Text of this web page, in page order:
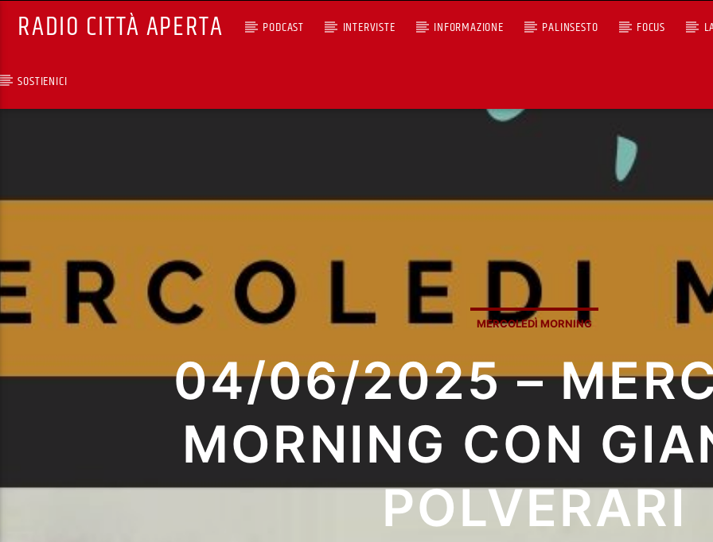
RADIO CITTÀ APERTA PODCAST INTERVISTE INFORMAZIONE PALINSESTO FOCUS
SOSTIENICI
+393401974468
MERCOLEDÌ MORNING
04/06/2025 –
MORNING CON
POLVERARI